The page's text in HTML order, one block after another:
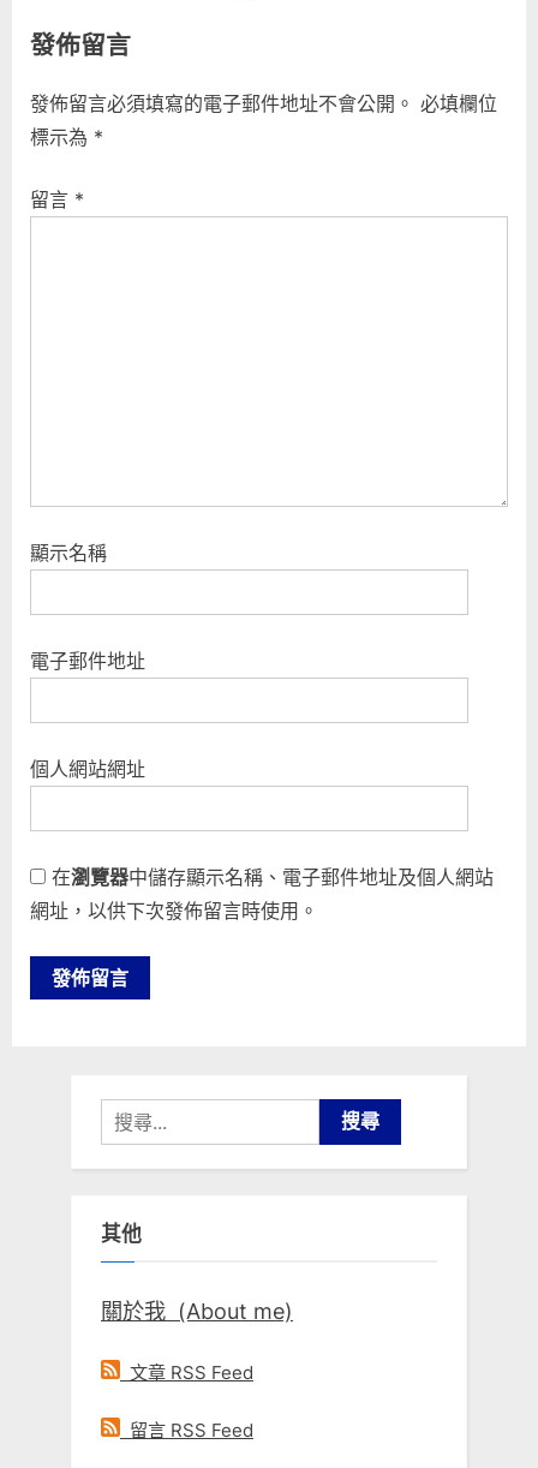
導
覽
v
o
u
P
P
t
發佈留言
發佈留言必須填寫的電子郵件地址不會公開。 必填欄位
標示為 *
留言 *
顯示名稱
電子郵件地址
個人網站網址
在瀏覽器中儲存顯示名稱、電子郵件地址及個人網站
網址，以供下次發佈留言時使用。
搜
尋
關
字:
其他
關於我 (About me)
文章 RSS Feed
留言 RSS Feed